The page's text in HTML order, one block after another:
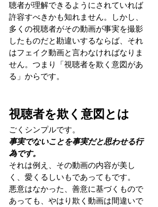
聴者が理解できるようにされていれば
許容すべきかも知れません。しかし、
多くの視聴者がその動画が事実を撮影
したものだと勘違いするならば、それ
はフェイク動画と言わなければなりま
せん。つまり「視聴者を欺く意図があ
る」からです。
視聴者を欺く意図とは
ごくシンプルです。
事実でないことを事実だと思わせる行
為です。
それは例え、その動画の内容が美し
く、愛くるしいもであってもです。
悪意はなかった、善意に基づくもので
あっても、やはり欺く動画は間違いで